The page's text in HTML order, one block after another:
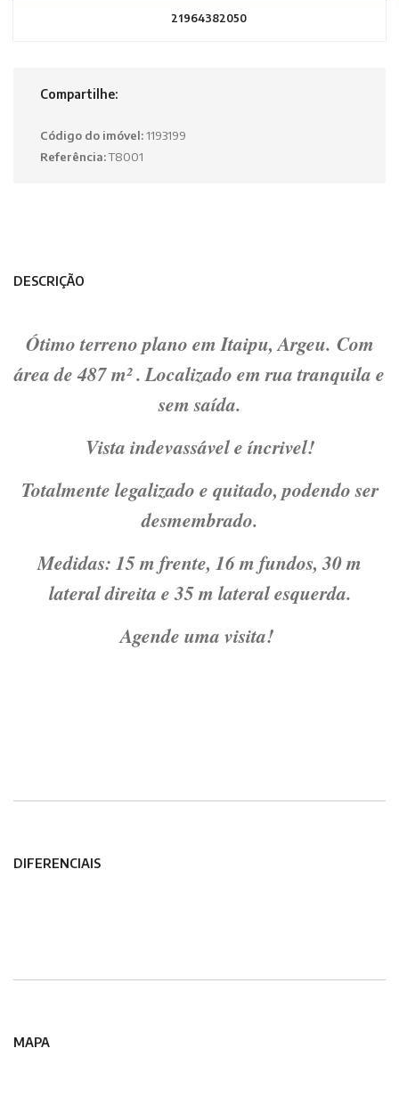
21964382050
Compartilhe:
Código do imóvel:1193199
Referência:T8001
DESCRIÇÃO
Ótimo terreno plano em Itaipu, Argeu. Com
área de 487 m² . Localizado em rua tranquila e
sem saída.
Vista indevassável e íncrivel!
Totalmente legalizado e quitado, podendo ser
desmembrado.
Medidas: 15 m frente, 16 m fundos, 30 m
lateral direita e 35 m lateral esquerda.
Agende uma visita!
DIFERENCIAIS
MAPA